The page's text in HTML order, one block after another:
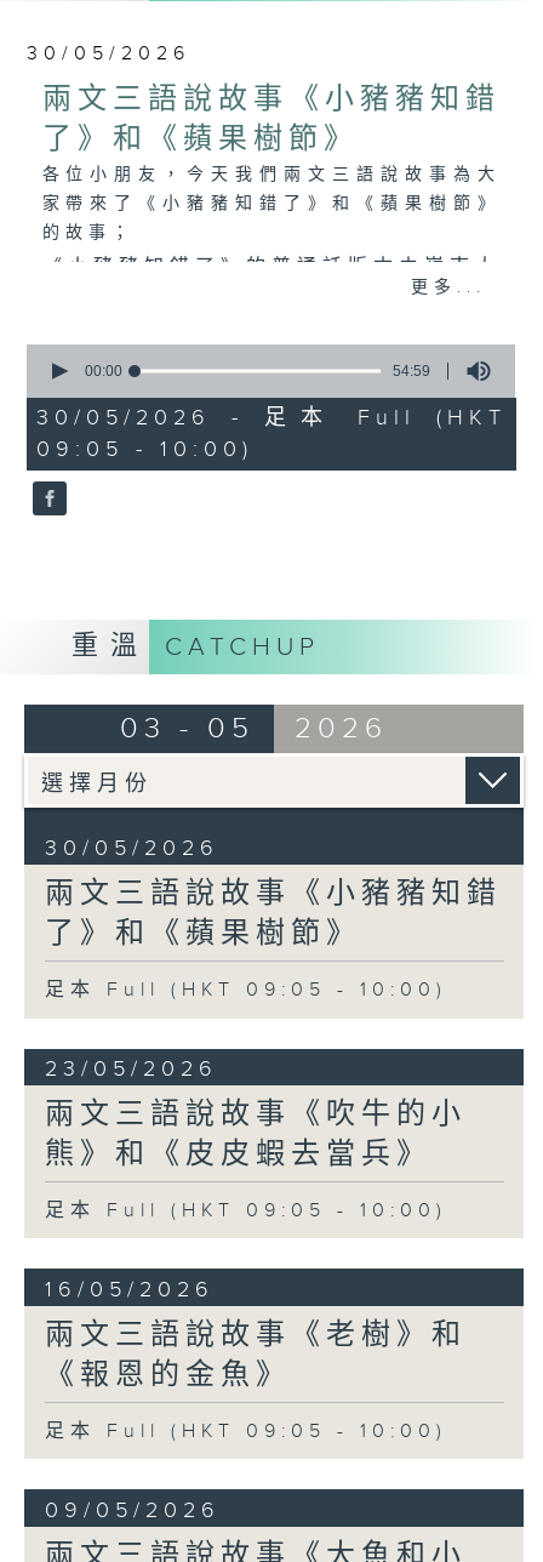
30/05/2026
兩文三語說故事《小豬豬知錯
了》和《蘋果樹節》
各位小朋友，今天我們兩文三語說故事為大
家帶來了《小豬豬知錯了》和《蘋果樹節》
的故事；
《小豬豬知錯了》的普通話版本由嶺南大
《蘋果樹節》的普通話版本由恩主教書院
的楊佳琪同學聲演。
更多...
seconds
54
minutes,
59
seconds
00:00 54:59
30/05/2026 - 足本 Full (HKT
09:05 - 10:00)
重溫 CATCHUP
03 - 05 2026
30/05/2026
兩文三語說故事《小豬豬知錯
了》和《蘋果樹節》
足本 Full (HKT 09:05 - 10:00)
23/05/2026
兩文三語說故事《吹牛的小
熊》和《皮皮蝦去當兵》
足本 Full (HKT 09:05 - 10:00)
16/05/2026
兩文三語說故事《老樹》和
《報恩的金魚》
足本 Full (HKT 09:05 - 10:00)
09/05/2026